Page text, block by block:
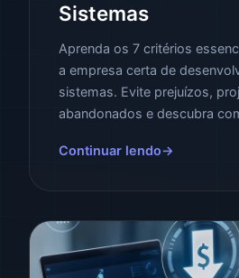
Sistemas
Aprenda os 7 critérios
a empresa certa de
sistemas. Evite prejuízos,
abandonados e descubra
Continuar lendo